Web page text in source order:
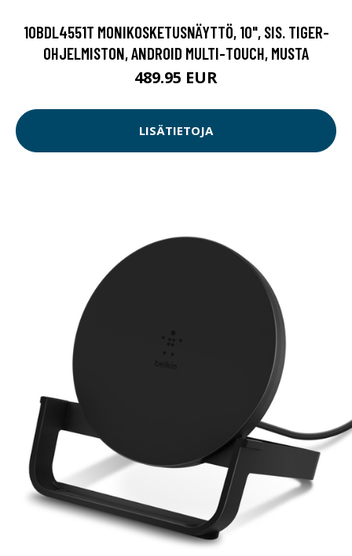
10BDL4551T MONIKOSKETUSNÄYTTÖ, 10", SIS. TIGER-
OHJELMISTON, ANDROID MULTI-TOUCH, MUSTA
489.95 EUR
LISÄTIETOJA